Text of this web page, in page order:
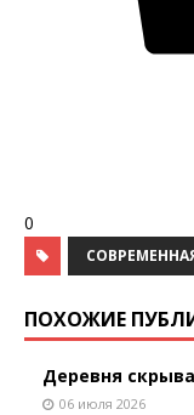
0
ПОХОЖИЕ
Деревня
06 июля 2026